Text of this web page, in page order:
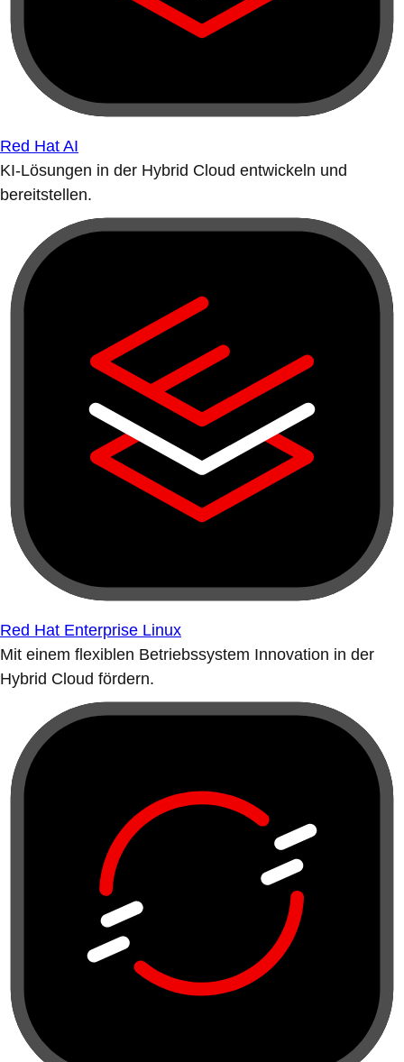
Red Hat AI
KI-Lösungen in der Hybrid Cloud entwickeln und
bereitstellen.
Red Hat Enterprise Linux
Mit einem flexiblen Betriebssystem Innovation in der
Hybrid Cloud fördern.